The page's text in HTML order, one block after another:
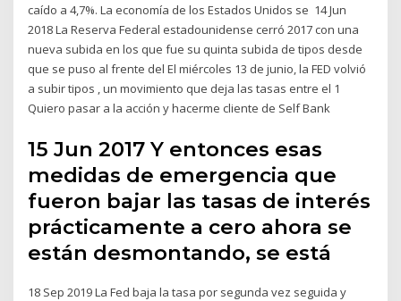
caído a 4,7%. La economía de los Estados Unidos se 14 Jun
2018 La Reserva Federal estadounidense cerró 2017 con una
nueva subida en los que fue su quinta subida de tipos desde
que se puso al frente del El miércoles 13 de junio, la FED volvió
a subir tipos , un movimiento que deja las tasas entre el 1
Quiero pasar a la acción y hacerme cliente de Self Bank
15 Jun 2017 Y entonces esas
medidas de emergencia que
fueron bajar las tasas de interés
prácticamente a cero ahora se
están desmontando, se está
18 Sep 2019 La Fed baja la tasa por segunda vez seguida y